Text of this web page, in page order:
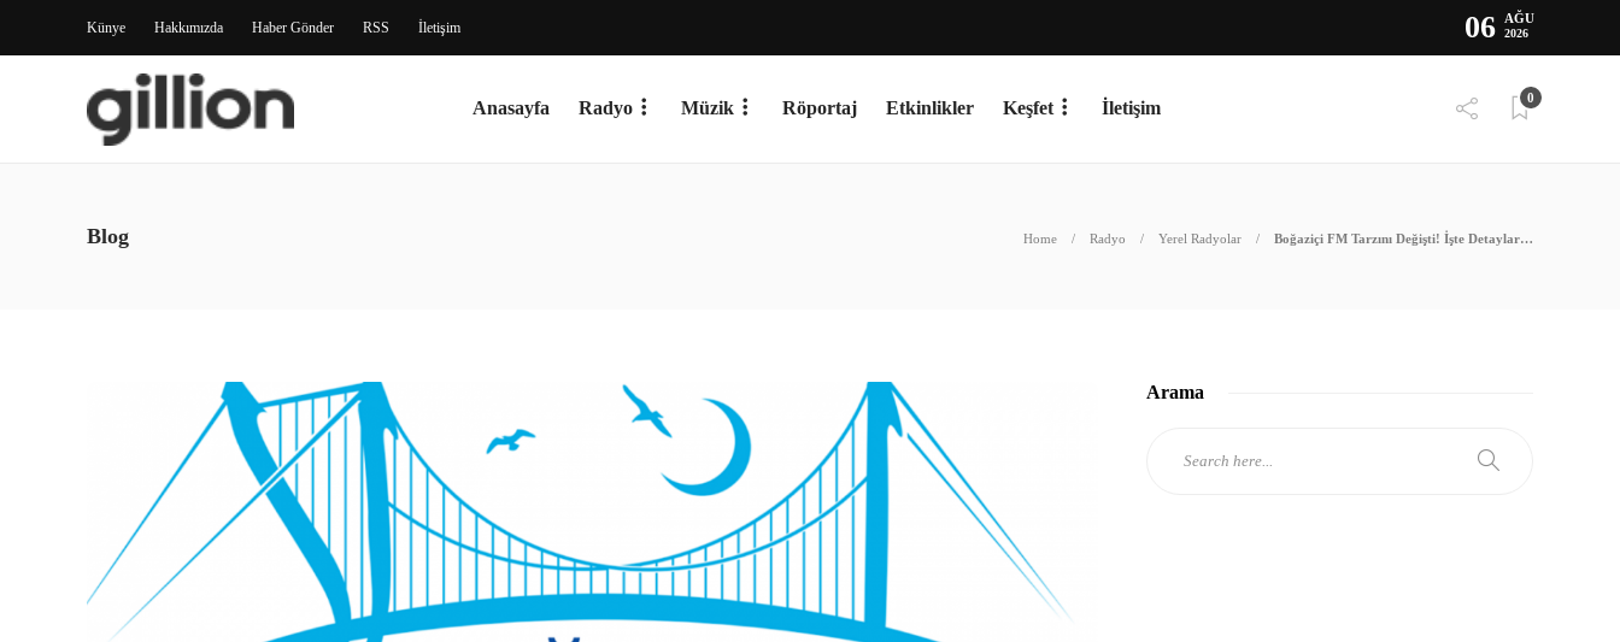
Künye Hakkımızda Haber Gönder RSS İletişim 06 AĞU
2026
Anasayfa Radyo Müzik Röportaj Etkinlikler Keşfet İletişim 0
Blog Home Radyo Yerel Radyolar Boğaziçi FM Tarzını Değişti! İşte Detaylar…
Arama